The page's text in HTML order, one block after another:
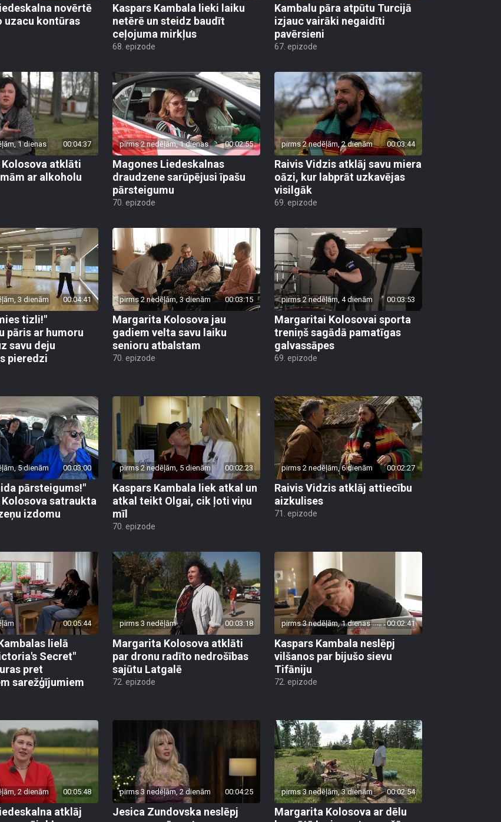
novērtē
uzacu kontūras
Kaspars Kambala lieki laiku
netērē un steidz baudīt
ceļojuma mirkļus
68. epizode
Kambalu pāra atpūtu Turcijā
izjauc vairāki negaidīti
pavērsieni
67. epizode
1 dienas 00:04:37
atklāti
ar alkoholu
pirms 2 nedēļām, 1 dienas 00:02:55
Magones Liedeskalnas
draudzene sarūpējusi īpašu
pārsteigumu
70. epizode
pirms 2 nedēļām, 2 dienām 00:03:44
Raivis Vidzis atklāj savu miera
oāzi, kur labprāt uzkavējas
visilgāk
69. epizode
3 dienām 00:04:41
tizli!"
pāris ar humoru
savu deju
pieredzi
pirms 2 nedēļām, 3 dienām 00:03:15
Margarita Kolosova jau
gadiem velta savu laiku
senioru atbalstam
70. epizode
pirms 2 nedēļām, 4 dienām 00:03:53
Margaritai Kolosovai sporta
treniņš sagādā pamatīgas
galvassāpes
69. epizode
5 dienām 00:03:00
pārsteigums!"
satraukta
izdomu
pirms 2 nedēļām, 5 dienām 00:02:23
Kaspars Kambala liek atkal un
atkal teikt Olgai, cik ļoti viņu
mīl
70. epizode
pirms 2 nedēļām, 6 dienām 00:02:27
Raivis Vidzis atklāj attiecību
aizkulises
71. epizode
00:05:44
lielā
Secret"
pret
sarežģījumiem
pirms 3 nedēļām 00:03:18
Margarita Kolosova atklāti
par dronu radīto nedrošības
sajūtu Latgalē
72. epizode
pirms 3 nedēļām, 1 dienas 00:02:41
Kaspars Kambala neslēpj
vilšanos par bijušo sievu
Tifāniju
72. epizode
2 dienām 00:05:48
atklāj
pirms 3 nedēļām, 2 dienām 00:04:25
Jesica Zundovska neslēpj
pirms 3 nedēļām, 3 dienām 00:02:54
Margarita Kolosova ar dēlu